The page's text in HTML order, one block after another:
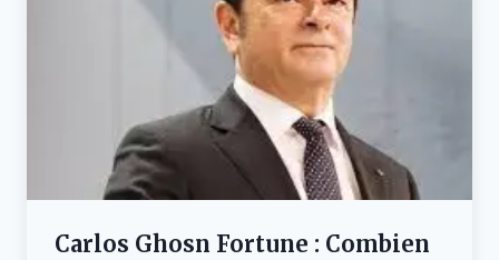
Carlos Ghosn Fortune : Combien